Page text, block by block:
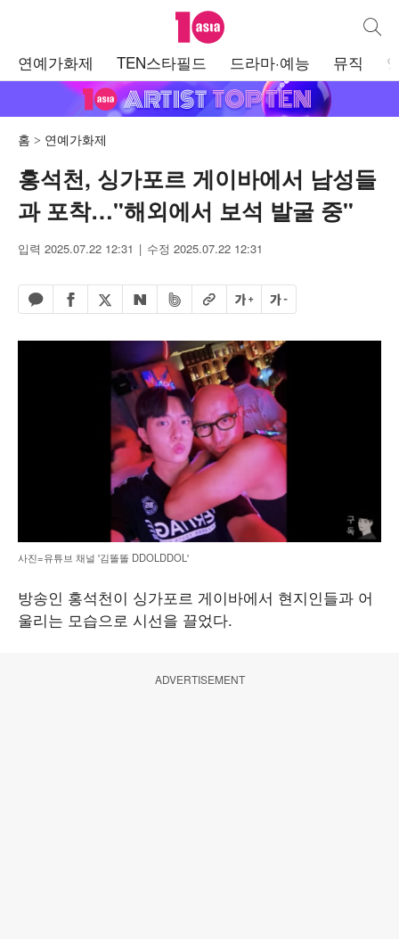
텐아시아 통합
연예가화제 TEN스타필드 드라마·예능 뮤직
홈 연예가화제
홍석천, 싱가포르 게이바에서 남성들
과 포착…"해외에서 보석 발굴 중"
입력 2025.07.22 12:31 수정 2025.07.22 12:31
카카오톡 공유하기
페이스북 공유하기
엑스 공유하기
네이버 공유하기
밴드 공유하기
URL복사글자 크게글자 작게
사진=유튜브 채널 '김똘똘 DDOLDDOL'
방송인 홍석천이 싱가포르 게이바에서 현지인들과 어
울리는 모습으로 시선을 끌었다.
ADVERTISEMENT